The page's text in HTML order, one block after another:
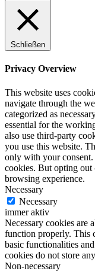
Schließen
Privacy Overview
This website uses
navigate through the
categorized as
essential for the
also use third-party
you use this website.
only with your consent.
cookies. But opting out
browsing experience.
Necessary
Necessary
immer aktiv
Necessary cookies are
function properly. This
basic functionalities
cookies do not store
Non-necessary